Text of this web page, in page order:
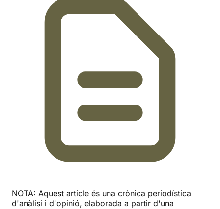
NOTA: Aquest article és una crònica periodística
d'anàlisi i d'opinió, elaborada a partir d'una